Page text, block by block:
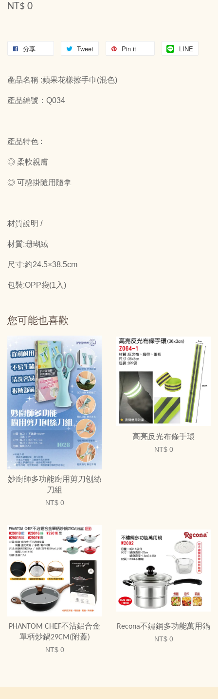
NT$ 0
分享 Tweet Pin it LINE
產品名稱 :蘋果花樣擦手巾(混色)
產品編號：Q034
產品特色 :
◎ 柔軟親膚
◎ 可懸掛隨用隨拿
材質說明 /
材質:珊瑚絨
尺寸:約24.5×38.5cm
包裝:OPP袋(1入)
您可能也喜歡
妙廚師多功能廚用剪刀刨絲
刀組
NT$ 0
高亮反光布條手環
NT$ 0
PHANTOM CHEF不沾鋁合金
單柄炒鍋29CM(附蓋)
NT$ 0
Recona不鏽鋼多功能萬用鍋
NT$ 0